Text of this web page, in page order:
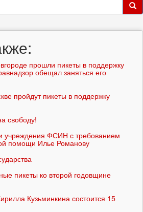
прошли пикеты в поддержку
обещал заняться его
пройдут пикеты в поддержку
свободу!
учреждения ФСИН с требованием
помощи Илье Романову
пикеты ко второй годовщине
Кузьминкина состоится 15